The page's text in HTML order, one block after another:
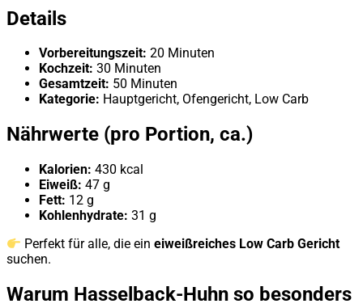
Details
Vorbereitungszeit: 20 Minuten
Kochzeit: 30 Minuten
Gesamtzeit: 50 Minuten
Kategorie: Hauptgericht, Ofengericht, Low Carb
Nährwerte (pro Portion, ca.)
Kalorien: 430 kcal
Eiweiß: 47 g
Fett: 12 g
Kohlenhydrate: 31 g
Perfekt für alle, die eineiweißreiches Low Carb Gericht
suchen.
Warum Hasselback-Huhn so besonders